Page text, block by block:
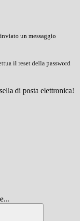
un messaggio
il reset della password
di posta elettronica!